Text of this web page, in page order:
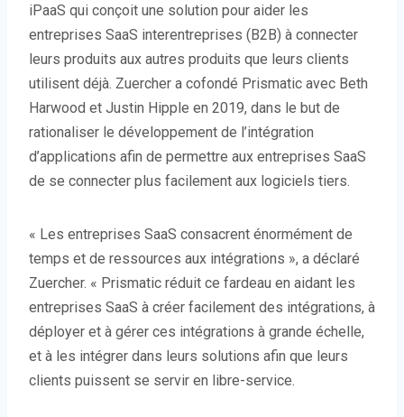
iPaaS qui conçoit une solution pour aider les
entreprises SaaS interentreprises (B2B) à connecter
leurs produits aux autres produits que leurs clients
utilisent déjà. Zuercher a cofondé Prismatic avec Beth
Harwood et Justin Hipple en 2019, dans le but de
rationaliser le développement de l’intégration
d’applications afin de permettre aux entreprises SaaS
de se connecter plus facilement aux logiciels tiers.
« Les entreprises SaaS consacrent énormément de
temps et de ressources aux intégrations », a déclaré
Zuercher. « Prismatic réduit ce fardeau en aidant les
entreprises SaaS à créer facilement des intégrations, à
déployer et à gérer ces intégrations à grande échelle,
et à les intégrer dans leurs solutions afin que leurs
clients puissent se servir en libre-service.